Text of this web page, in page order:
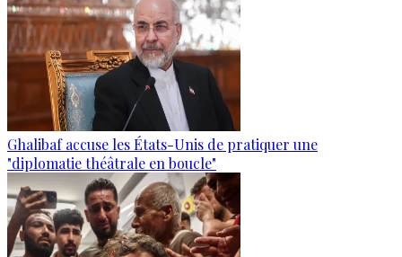
Ghalibaf accuse les États-Unis de pratiquer une
"diplomatie théâtrale en boucle"